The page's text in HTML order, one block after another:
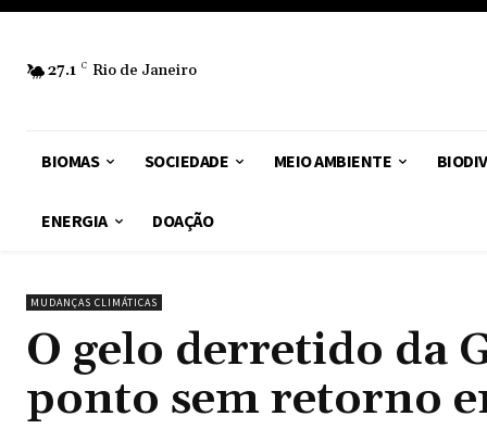
27.1 C Rio de Janeiro
BIOMAS SOCIEDADE MEIO AMBIENTE
ENERGIA DOAÇÃO
MUDANÇAS CLIMÁTICAS
O gelo derretido da
ponto sem retorno